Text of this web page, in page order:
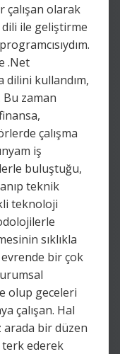
çalışan olarak
dili ile geliştirme
.Net
kullandım,
zaman
çalışma
iş
buluştuğu,
teknik
teknoloji
sıklıkla
bir çok
olup geceleri
çalışan. Hal
bir düzen
terk ederek